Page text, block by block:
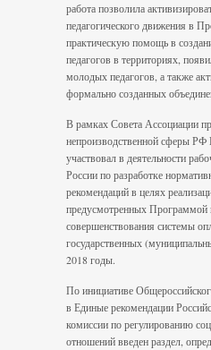
работа позволила
педагогического движения в
практическую помощь в
педагогов в территориях,
молодых педагогов, а также
формально созданных
В рамках Совета Ассоциации
непроизводственной сферы
участвовал в деятельности
России по разработке
рекомендаций в целях
предусмотренных Программой
совершенствования системы
государственных
2018 годы.
По инициативе
в Единые рекомендации
комиссии по регулированию
отношений введен раздел,